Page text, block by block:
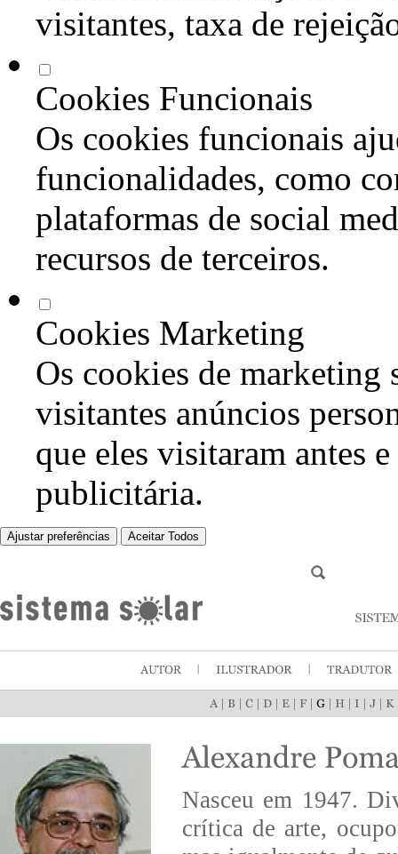
visitantes, taxa de
Cookies Funcionais
Os cookies funcionais
funcionalidades, como
plataformas de social
recursos de terceiros.
Cookies Marketing
Os cookies de marketing
visitantes anúncios
que eles visitaram antes
publicitária.
Ajustar preferências Aceitar Todos
Nasceu em 1947.
crítica de arte,